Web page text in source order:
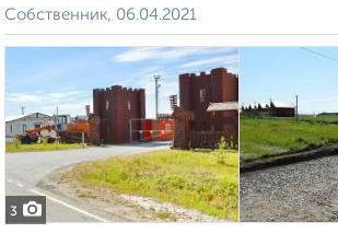
Собственник, 06.04.2021
3